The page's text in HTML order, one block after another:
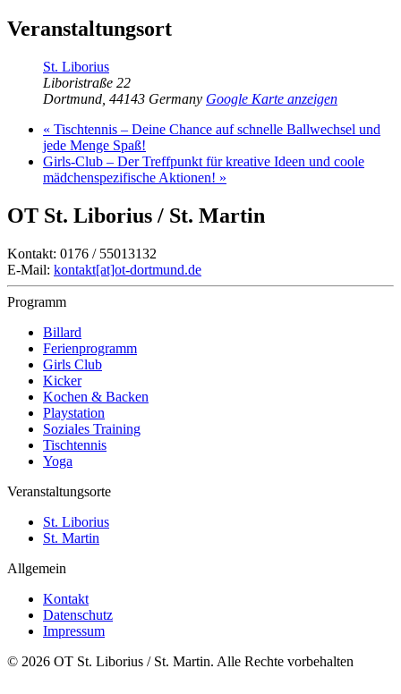
Veranstaltungsort
St. Liborius
Liboristraße 22
Dortmund 44143 Germany Google Karte anzeigen
« Tischtennis – Deine Chance auf schnelle Ballwechsel und
jede Menge Spaß!
Girls-Club – Der Treffpunkt für kreative Ideen und coole
mädchenspezifische Aktionen! »
OT St. Liborius / St. Martin
Kontakt: 0176 / 55013132
E-Mail: kontakt[at]ot-dortmund.de
Programm
Billard
Ferienprogramm
Girls Club
Kicker
Kochen & Backen
Playstation
Soziales Training
Tischtennis
Yoga
Veranstaltungsorte
St. Liborius
St. Martin
Allgemein
Kontakt
Datenschutz
Impressum
© 2026 OT St. Liborius / St. Martin. Alle Rechte vorbehalten